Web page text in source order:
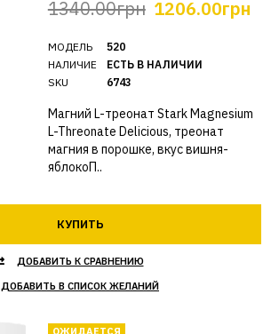
1340.00грн 1206.00грн
МОДЕЛЬ
НАЛИЧИЕ
SKU
520
ЕСТЬ В НАЛИЧИИ
6743
Магний L-треонат Stark Magnesium
L-Threonate Delicious, треонат
магния в порошке, вкус вишня-
яблокоП..
КУПИТЬ
ДОБАВИТЬ К СРАВНЕНИЮ
ДОБАВИТЬ В СПИСОК ЖЕЛАНИЙ
ОЖИДАЕТСЯ